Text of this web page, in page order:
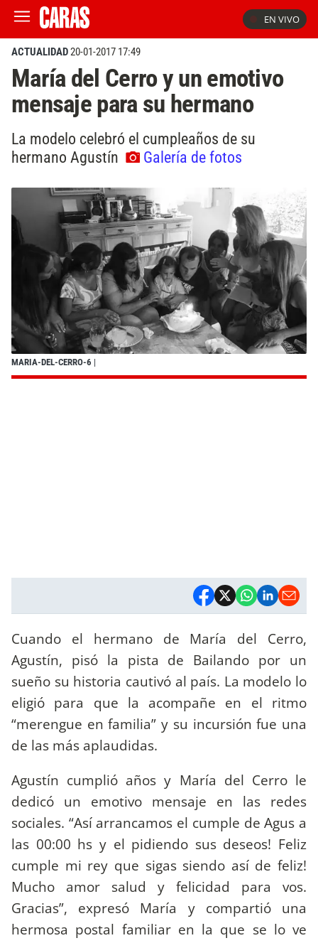
EN VIVO
ACTUALIDAD20-01-2017 17:49
María del Cerro y un emotivo
mensaje para su hermano
La modelo celebró el cumpleaños de su
hermano Agustín
Galería de fotos
MARIA-DEL-CERRO-6 |
Cuando el hermano de María del Cerro,
Agustín, pisó la pista de Bailando por un
sueño su historia cautivó al país. La modelo lo
eligió para que la acompañe en el ritmo
“merengue en familia” y su incursión fue una
de las más aplaudidas.
Agustín cumplió años y María del Cerro le
dedicó un emotivo mensaje en las redes
sociales. “Así arrancamos el cumple de Agus a
las 00:00 hs y el pidiendo sus deseos! Feliz
cumple mi rey que sigas siendo así de feliz!
Mucho amor salud y felicidad para vos.
Gracias”, expresó María y compartió una
hermosa postal familiar en la que se lo ve